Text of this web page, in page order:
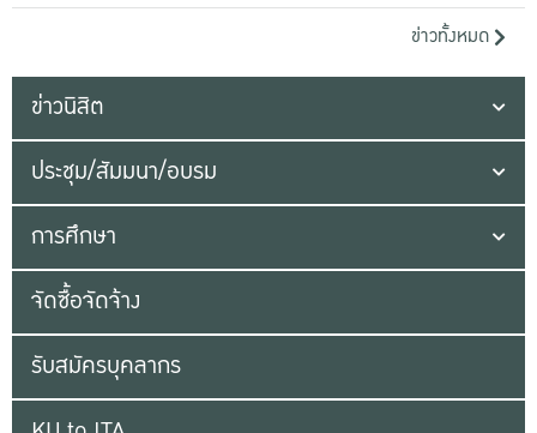
ข่าวทั้งหมด
ข่าวนิสิต
ประชุม/สัมมนา/อบรม
การศึกษา
จัดซื้อจัดจ้าง
รับสมัครบุคลากร